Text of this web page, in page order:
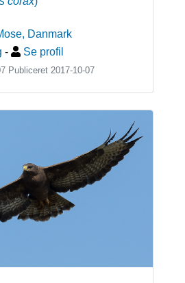
, Danmark
- Se profil
Publiceret 2017-10-07